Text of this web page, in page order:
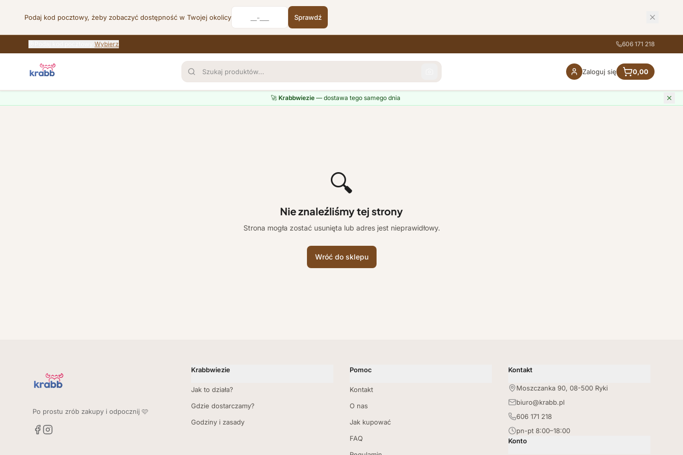
Podaj kod pocztowy, żeby zobaczyć dostępność w Twojej okolicy Sprawdź
Wybierz 606 171 218
Zaloguj się 0,00
🚀 Krabbwiezie— dostawa tego samego dnia
🔍
Nie znaleźliśmy tej strony
Strona mogła zostać usunięta lub adres jest nieprawidłowy.
Wróć do sklepu
Po prostu zrób zakupy i odpocznij 🩷
Krabbwiezie
Jak to działa?
Gdzie dostarczamy?
Godziny i zasady
Pomoc
Kontakt
O nas
Jak kupować
FAQ
Kontakt
Moszczanka 90, 08-500 Ryki
biuro@krabb.pl
606 171 218
pn-pt 8:00–18:00
Konto